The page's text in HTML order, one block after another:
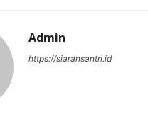
Admin
https://siaransantri.id